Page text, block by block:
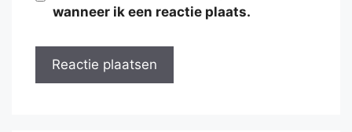
wanneer ik een reactie plaats.